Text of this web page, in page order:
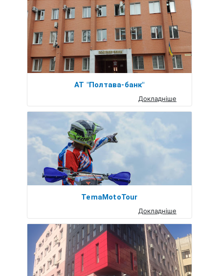
АТ "Полтава-банк"
Докладніше
TemaMotoTour
Докладніше